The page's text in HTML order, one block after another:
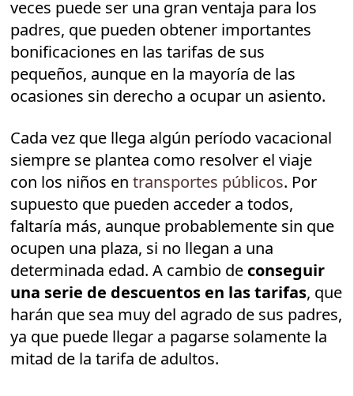
veces puede ser una gran ventaja para los
padres, que pueden obtener importantes
bonificaciones en las tarifas de sus
pequeños, aunque en la mayoría de las
ocasiones sin derecho a ocupar un asiento.
Cada vez que llega algún período vacacional
siempre se plantea como resolver el viaje
con los niños entransportes públicos. Por
supuesto que pueden acceder a todos,
faltaría más, aunque probablemente sin que
ocupen una plaza, si no llegan a una
determinada edad. A cambio de conseguir
una serie de descuentos en las tarifas, que
harán que sea muy del agrado de sus padres,
ya que puede llegar a pagarse solamente la
mitad de la tarifa de adultos.